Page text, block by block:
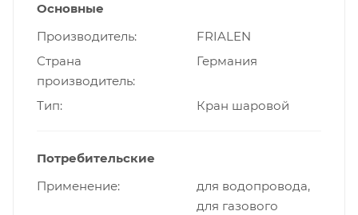
Основные
Производитель
FRIALEN
Страна
производитель
Германия
Тип Кран шаровой
Потребительские
Применение
для водопровода,
для газового